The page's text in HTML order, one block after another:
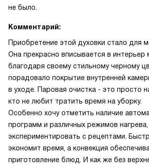
не было.
Комментарий:
Приобретение этой духовки стало для
Она прекрасно вписывается в интерьер
благодаря своему стильному черному
порадовало покрытие внутренней
в уходе. Паровая очистка - это просто
кто не любит тратить время на уборку.
Особенно хочу отметить наличие
программ и различных режимов
экспериментировать с рецептами.
экономит время, а конвекция
приготовление блюд. И как же без